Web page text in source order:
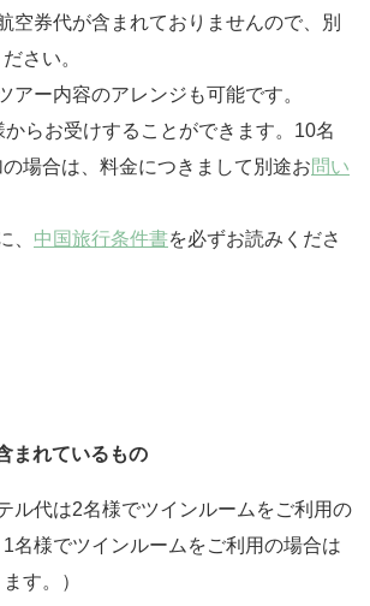
空券代が含まれておりませんので、別
ださい。
アー内容のアレンジも可能です。
らお受けすることができます。10名
場合は、料金につきまして別途お問い
、 中国旅行条件書を必ずお読みくださ
まれているもの
ル代は2名様でツインルームをご利用の
名様でツインルームをご利用の場合は
す。）